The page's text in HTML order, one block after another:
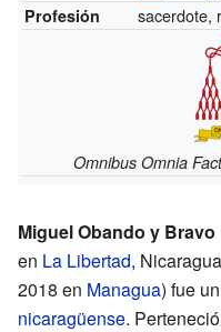
Profesión sacerdote,
Omnibus Omnia
Miguel Obando y Bravo
en La Libertad,
2018 en Managua) fue
nicaragüense.